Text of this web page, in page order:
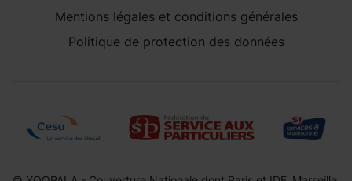
Mentions légales et conditions générales
Politique de protection des données